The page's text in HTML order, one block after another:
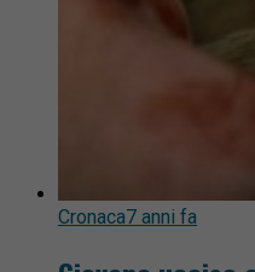
Cronaca7 anni fa